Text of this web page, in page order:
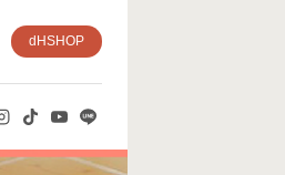
dHSHOP